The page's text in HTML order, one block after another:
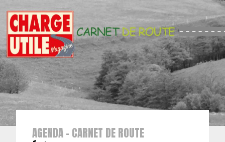
AGENDA - CARNET DE ROUTE